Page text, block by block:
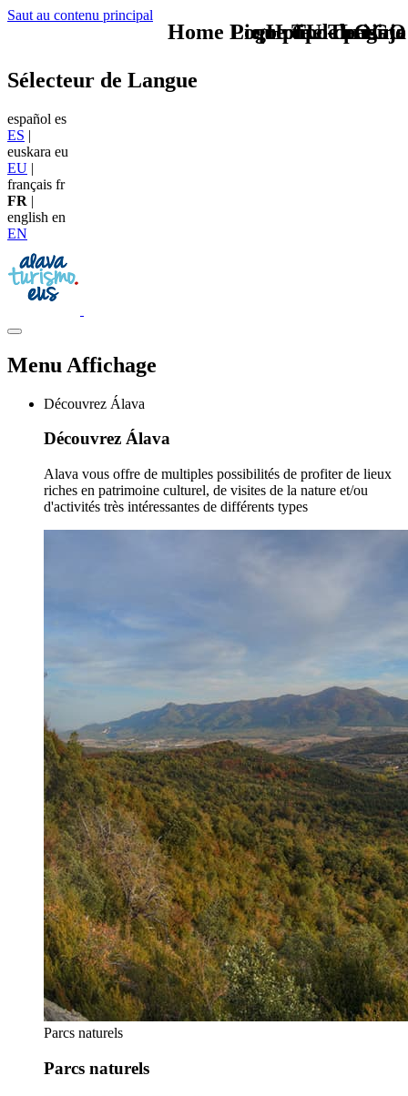
Saut au contenu principal
TU - LOGO
Sélecteur de Langue
español es
ES |
euskara eu
EU |
français fr
FR |
english en
EN
Menu Affichage
Découvrez Álava
Découvrez Álava
Alava vous offre de multiples possibilités de profiter de lieux
riches en patrimoine culturel, de visites de la nature et/ou
d'activités très intéressantes de différents types
Parcs naturels
Parcs naturels
que tipo de viaje
Home Logo pie de página
Pie Home Turismo